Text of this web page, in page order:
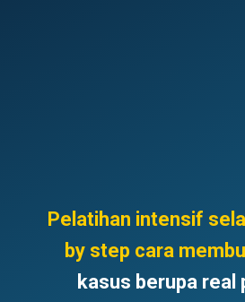
Pelatihan intensif
by step cara
kasus berupa